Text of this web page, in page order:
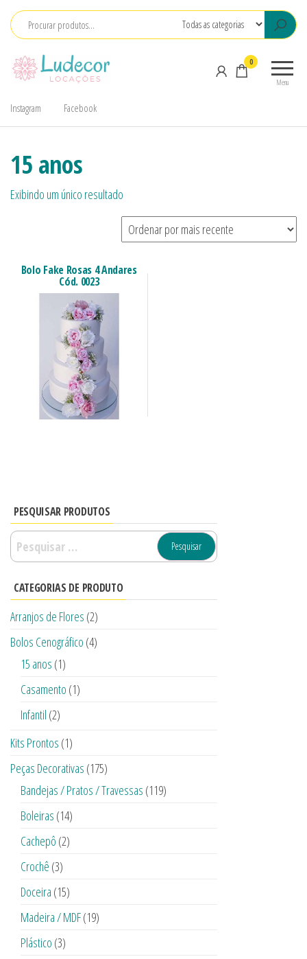
Materiais
Menu
0
Instagram Facebook
15 anos
Exibindo um único resultado
Bolo Fake Rosas 4 Andares
Cód. 0023
PESQUISAR PRODUTOS
CATEGORIAS DE PRODUTO
Arranjos de Flores (2)
Bolos Cenográfico (4)
15 anos (1)
Casamento (1)
Infantil (2)
Kits Prontos (1)
Peças Decorativas (175)
Bandejas / Pratos / Travessas (119)
Boleiras (14)
Cachepô (2)
Crochê (3)
Doceira (15)
Madeira / MDF(19)
Plástico (3)